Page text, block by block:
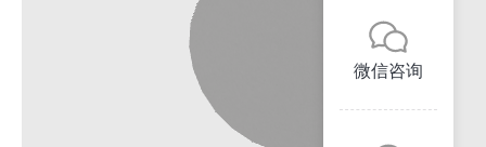
微信咨询